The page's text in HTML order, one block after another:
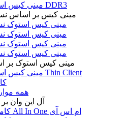
مینی کیس استوک DDR3
مینی کیس بر اساس
مینی کیس استوک
مینی کیس استوک
مینی کیس استوک
مینی کیس استوک
مینی کیس استوک
مینی کیس استوک Thin Client
همه
آل این وان
کامپیوتر All In One ام اس آی